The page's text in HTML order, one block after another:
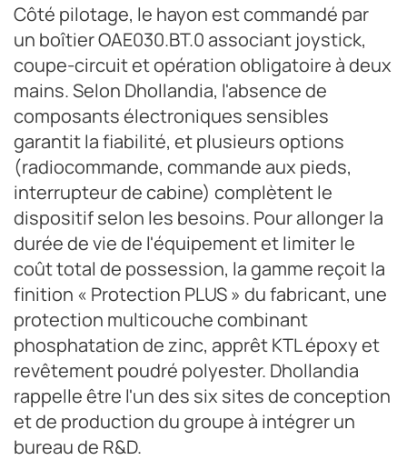
Côté pilotage, le hayon est commandé par
un boîtier OAE030.BT.0 associant joystick,
coupe-circuit et opération obligatoire à deux
mains. Selon Dhollandia, l'absence de
composants électroniques sensibles
garantit la fiabilité, et plusieurs options
(radiocommande, commande aux pieds,
interrupteur de cabine) complètent le
dispositif selon les besoins. Pour allonger la
durée de vie de l'équipement et limiter le
coût total de possession, la gamme reçoit la
finition « Protection PLUS » du fabricant, une
protection multicouche combinant
phosphatation de zinc, apprêt KTL époxy et
revêtement poudré polyester. Dhollandia
rappelle être l'un des six sites de conception
et de production du groupe à intégrer un
bureau de R&D.